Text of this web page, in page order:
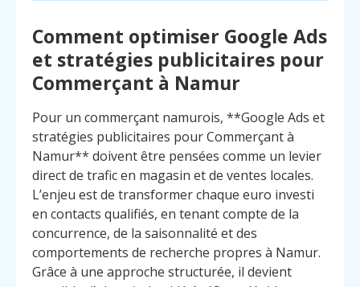
Comment optimiser Google Ads
et stratégies publicitaires pour
Commerçant à Namur
Pour un commerçant namurois, **Google Ads et
stratégies publicitaires pour Commerçant à
Namur** doivent être pensées comme un levier
direct de trafic en magasin et de ventes locales.
L’enjeu est de transformer chaque euro investi
en contacts qualifiés, en tenant compte de la
concurrence, de la saisonnalité et des
comportements de recherche propres à Namur.
Grâce à une approche structurée, il devient